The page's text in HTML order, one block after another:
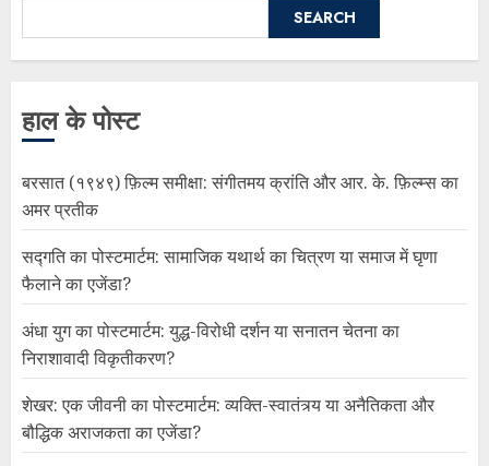
SEARCH
हाल के पोस्ट
बरसात (१९४९) फ़िल्म समीक्षा: संगीतमय क्रांति और आर. के. फ़िल्म्स का
अमर प्रतीक
सद्गति का पोस्टमार्टम: सामाजिक यथार्थ का चित्रण या समाज में घृणा
फैलाने का एजेंडा?
अंधा युग का पोस्टमार्टम: युद्ध-विरोधी दर्शन या सनातन चेतना का
निराशावादी विकृतीकरण?
शेखर: एक जीवनी का पोस्टमार्टम: व्यक्ति-स्वातंत्र्य या अनैतिकता और
बौद्धिक अराजकता का एजेंडा?